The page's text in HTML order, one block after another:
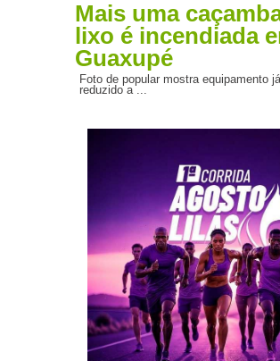
Mais uma
lixo é incendiada
Guaxupé
Foto de popular mostra equipamento já
reduzido a ...